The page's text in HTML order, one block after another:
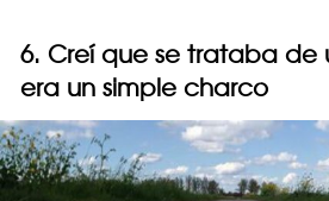
6. Creí que se trataba de
era un simple charco